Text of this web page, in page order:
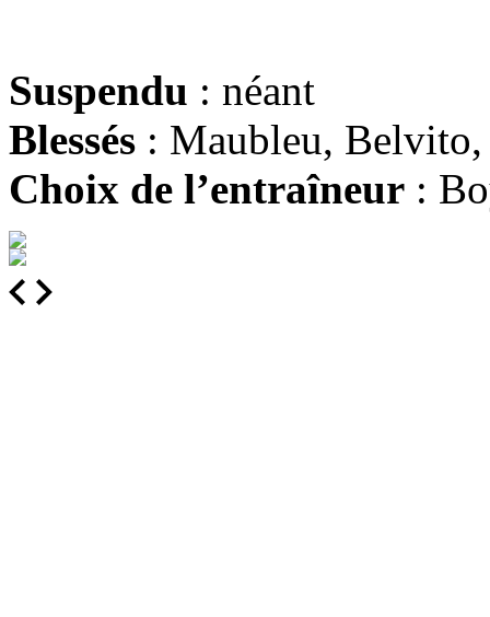
Suspendu : néant
Blessés : Maubleu, Belvito,
Choix de l’entraîneur :